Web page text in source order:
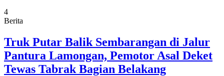
4
Berita
Truk Putar Balik Sembarangan di Jalur
Pantura Lamongan, Pemotor Asal Deket
Tewas Tabrak Bagian Belakang